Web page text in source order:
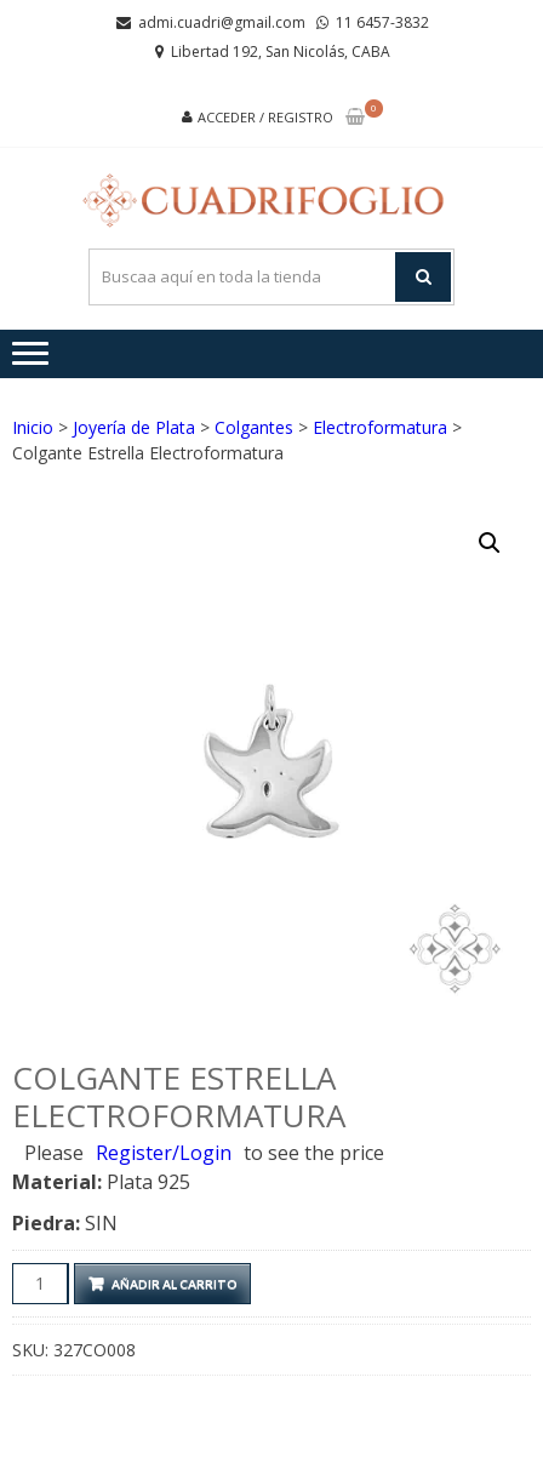
admi.cuadri@gmail.com
11 6457-3832
Libertad 192, San Nicolás, CABA
ACCEDER / REGISTRO
0
Inicio > Joyería de Plata > Colgantes > Electroformatura >
Colgante Estrella Electroformatura
COLGANTE ESTRELLA
ELECTROFORMATURA
Please Register/Login to see the price
Material: Plata 925
Piedra:SIN
Colgante
Estrella
cantidad
AÑADIR AL CARRITO
SKU: 327CO008